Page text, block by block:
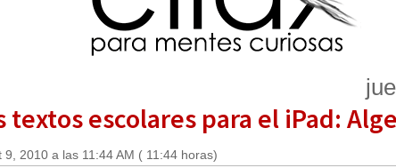
escolares para el iPad:
9, 2010 a las 11:44 AM ( 11:44 horas)